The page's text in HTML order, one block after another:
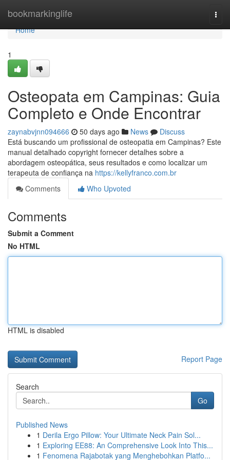
bookmarkinglife
Home
Home
1
Osteopata em Campinas: Guia
Completo e Onde Encontrar
zaynabvjnn094666 50 days ago News
Discuss
Está buscando um profissional de osteopatia em Campinas? Este
manual detalhado copyright fornecer detalhes sobre a
abordagem osteopática, seus resultados e como localizar um
terapeuta de confiança na https://kellyfranco.com.br
Comments
Who Upvoted
Comments
Submit a Comment
No HTML
HTML is disabled
Report Page
Search
Go
Published News
1 Derila Ergo Pillow: Your Ultimate Neck Pain Sol...
1 Exploring EE88: An Comprehensive Look Into This...
1 Fenomena Rajabotak yang Menghebohkan Platfo...